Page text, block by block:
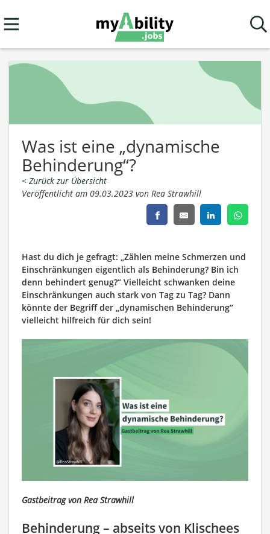
Was ist eine „dynamische
Behinderung“?
< Zurück zur Übersicht
Veröffentlicht am 09.03.2023 von Rea Strawhill
Hast du dich je gefragt: „Zählen meine Schmerzen und
Einschränkungen eigentlich als Behinderung? Bin ich
denn behindert genug?“ Vielleicht schwanken deine
Einschränkungen auch stark von Tag zu Tag? Dann
könnte der Begriff der „dynamischen Behinderung“
vielleicht hilfreich für dich sein!
Gastbeitrag von Rea Strawhill
Behinderung – abseits von Klischees